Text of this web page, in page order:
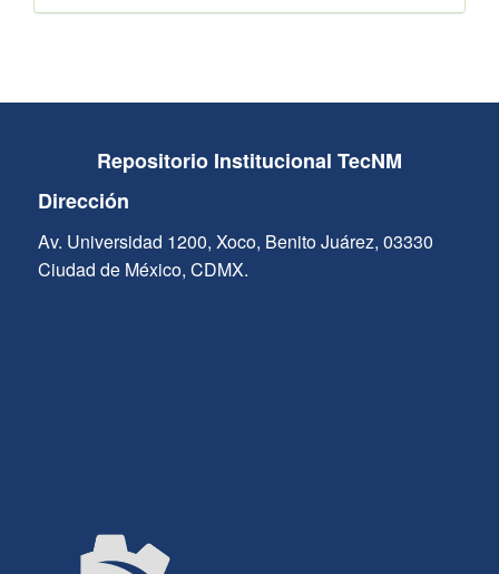
Repositorio Institucional TecNM
Dirección
Av. Universidad 1200, Xoco, Benito Juárez, 03330
Ciudad de México, CDMX.